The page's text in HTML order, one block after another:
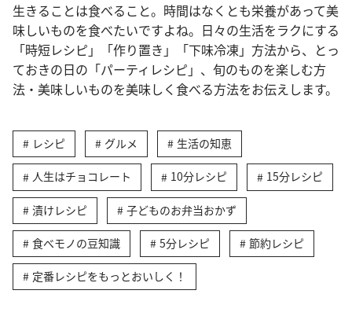
生きることは食べること。時間はなくとも栄養があって美
味しいものを食べたいですよね。日々の生活をラクにする
「時短レシピ」「作り置き」「下味冷凍」方法から、とっ
ておきの日の「パーティレシピ」、旬のものを楽しむ方
法・美味しいものを美味しく食べる方法をお伝えします。
レシピ グルメ 生活の知恵
人生はチョコレート 10分レシピ 15分レシピ
漬けレシピ 子どものお弁当おかず
食べモノの豆知識 5分レシピ 節約レシピ
定番レシピをもっとおいしく！